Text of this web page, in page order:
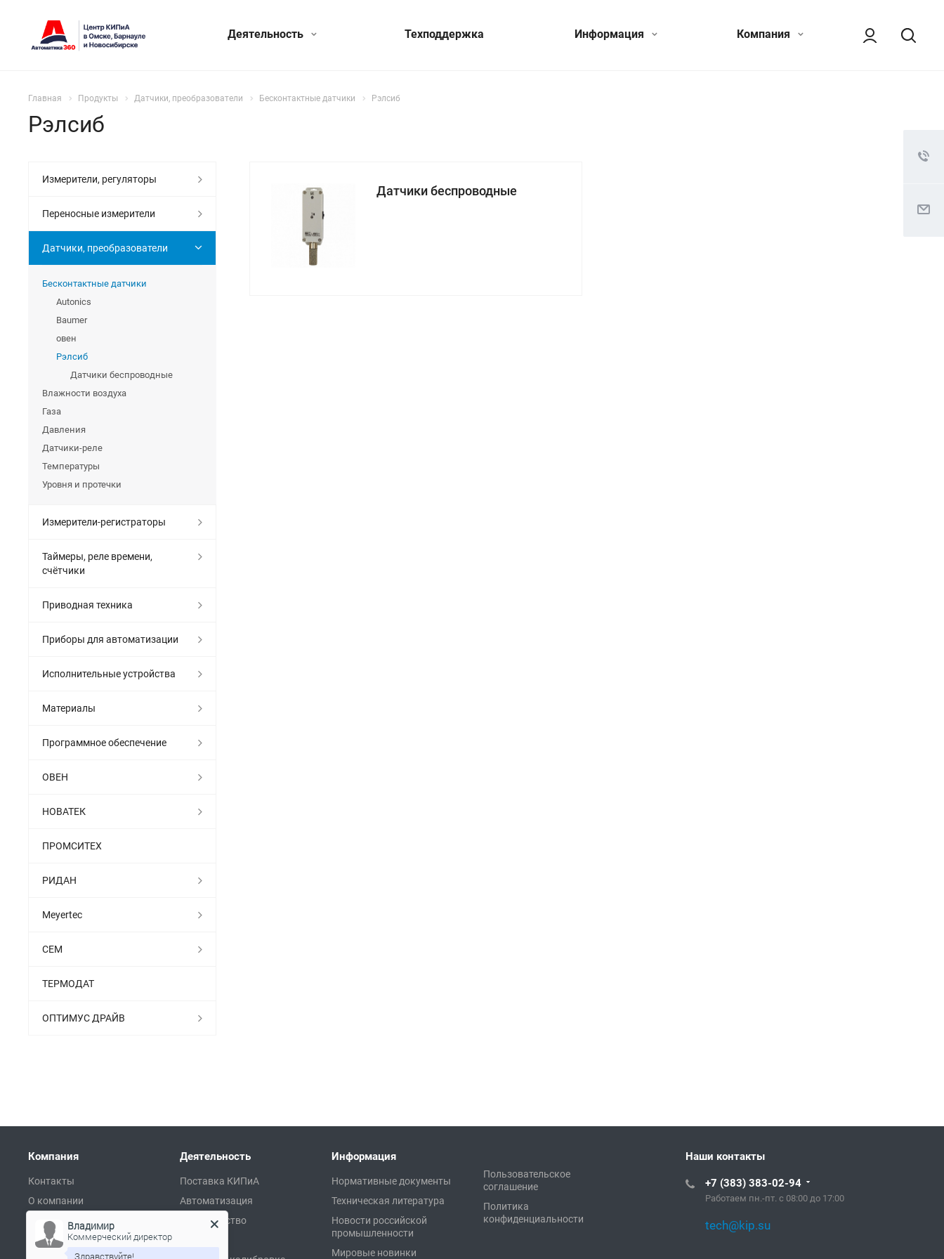
Деятельность Техподдержка Информация Компания
Главная Продукты Датчики, преобразователи Бесконтактные датчики Рэлсиб
Рэлсиб
Датчики беспроводные
Измерители, регуляторы
Переносные измерители
Датчики, преобразователи
Бесконтактные датчики
Autonics
Baumer
овен
Рэлсиб
Датчики беспроводные
Влажности воздуха
Газа
Давления
Датчики-реле
Температуры
Уровня и протечки
Измерители-регистраторы
Таймеры, реле времени,
счётчики
Приводная техника
Приборы для автоматизации
Исполнительные устройства
Материалы
Программное обеспечение
ОВЕН
НОВАТЕК
ПРОМСИТЕХ
РИДАН
Meyertec
СЕМ
ТЕРМОДАТ
ОПТИМУС ДРАЙВ
Компания
Контакты
О компании
Сертификаты
Партнеры
Деятельность
Поставка КИПиА
Автоматизация
Производство
Информация
Нормативные документы
Техническая литература
Новости российской
промышленности
Мировые новинки
Пользовательское
соглашение
Политика
конфиденциальности
Наши контакты
+7 (383) 383-02-94
Работаем пн.-пт. с 08:00 до 17:00
tech@kip.su
Владимир
Коммерческий директор
Здравствуйте!